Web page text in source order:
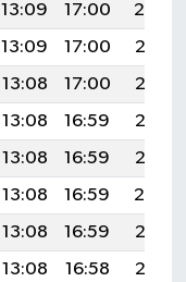
13:09 17:00
20:19
13:09 17:00
20:18
13:08 17:00
20:17
13:08 16:59
20:16
13:08 16:59
20:15
13:08 16:59
20:14
13:08 16:59
20:13
13:08 16:58
20:12